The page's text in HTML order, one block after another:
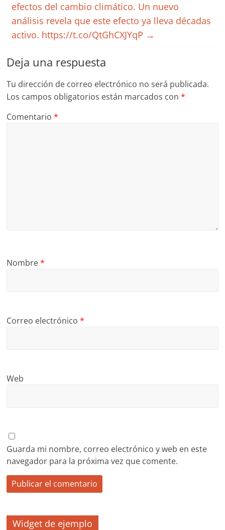
efectos del cambio climático. Un nuevo
análisis revela que este efecto ya lleva décadas
activo. https://t.co/QtGhCXJYqP →
Deja una respuesta
Tu dirección de correo electrónico no será publicada.
Los campos obligatorios están marcados con*
Comentario*
Nombre*
Correo electrónico*
Web
Guarda mi nombre, correo electrónico y web en este
navegador para la próxima vez que comente.
Widget de ejemplo